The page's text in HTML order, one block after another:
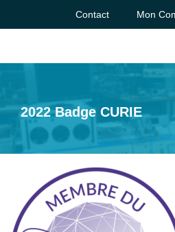
Contact Mon
2022 Badge CURIE